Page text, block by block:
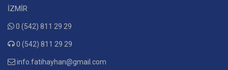
İZMİR
0 (542) 811 29 29
0 (542) 811 29 29
info.fatihayhan@gmail.com